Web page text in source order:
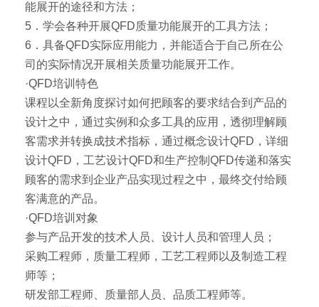
能展开的途径和方法；
5．学会各种开展QFD质量功能展开的工具方法；
6．具备QFD实际应用能力，并能适合于自己所在公
司的实际情况开展相关质量功能展开工作。
·QFD培训特色
课程以全新角度探讨如何把顾客的要求结合到产品的
设计之中，通过实例和众多工具的应用，透彻理解顾
客需求并转换成技术指标，通过概念设计QFD，详细
设计QFD，工艺设计QFD和生产控制QFD传递和落实
顾客的需求到企业产品实现过程之中，最终交付给顾
客满意的产品。
·QFD培训对象
参与产品开发的技术人员、设计人员和管理人员；
采购工程师，质量工程师，工艺工程师以及制造工程
师等；
研发部工程师、质量部人员、品质工程师等。